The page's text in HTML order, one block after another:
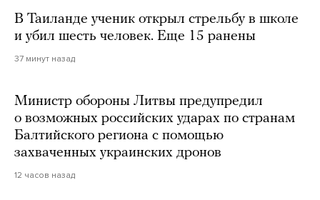
В Таиланде ученик открыл стрельбу в школе
и убил шесть человек. Еще 15 ранены
37 минут назад
Министр обороны Литвы предупредил
о возможных российских ударах по странам
Балтийского региона с помощью
захваченных украинских дронов
12 часов назад